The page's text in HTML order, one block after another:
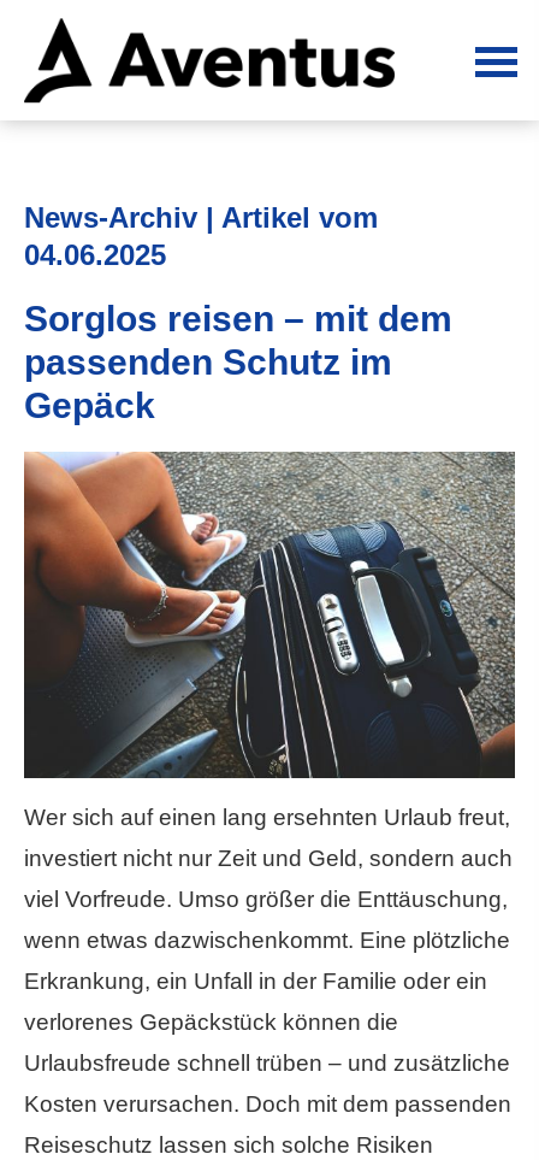
News-Archiv | Artikel vom
04.06.2025
Sorglos reisen – mit dem
passenden Schutz im
Gepäck
Wer sich auf einen lang ersehnten Urlaub freut,
investiert nicht nur Zeit und Geld, sondern auch
viel Vorfreude. Umso größer die Enttäuschung,
wenn etwas dazwischenkommt. Eine plötzliche
Erkrankung, ein Unfall in der Familie oder ein
verlorenes Gepäckstück können die
Urlaubsfreude schnell trüben – und zusätzliche
Kosten verursachen. Doch mit dem passenden
Reiseschutz lassen sich solche Risiken